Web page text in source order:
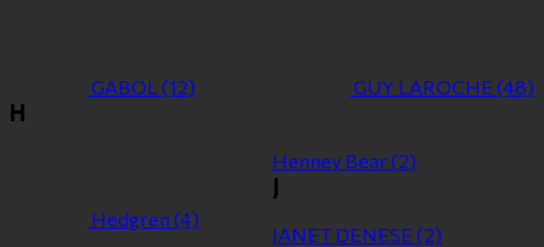
GABOL(12) GUY LAROCHE (48)
H
Hedgren (4)
Henney Bear(2)
J
JANET DENESE (2)